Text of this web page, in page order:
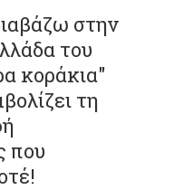
στην
του
κοράκια"
τη
που